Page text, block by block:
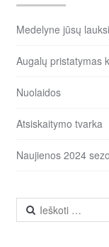
Medelyne jūsų
Augalų pristatymas
Nuolaidos
Atsiskaitymo tvarka
Naujienos 2024
Ieškoti: